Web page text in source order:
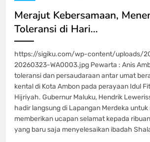
Merajut Kebersamaan,
Toleransi di Hari…
https://sigiku.com/wp-content/uploads/
20260323-WA0003.jpg Pewarta : Anis
toleransi dan persaudaraan antar umat
kental di Kota Ambon pada perayaan Idul
Hijriyah. Gubernur Maluku, Hendrik
hadir langsung di Lapangan Merdeka
memberikan ucapan selamat kepada
yang baru saja menyelesaikan ibadah